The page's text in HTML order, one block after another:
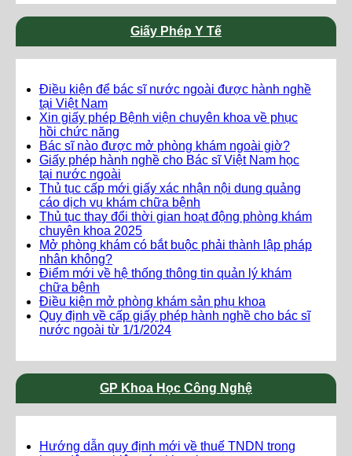
Giấy Phép Y Tế
Điều kiện để bác sĩ nước ngoài được hành nghề
tại Việt Nam
Xin giấy phép Bệnh viện chuyên khoa về phục
hồi chức năng
Bác sĩ nào được mở phòng khám ngoài giờ?
Giấy phép hành nghề cho Bác sĩ Việt Nam học
tại nước ngoài
Thủ tục cấp mới giấy xác nhận nội dung quảng
cáo dịch vụ khám chữa bệnh
Thủ tục thay đổi thời gian hoạt động phòng khám
chuyên khoa 2025
Mở phòng khám có bắt buộc phải thành lập pháp
nhân không?
Điểm mới về hệ thống thông tin quản lý khám
chữa bệnh
Điều kiện mở phòng khám sản phụ khoa
Quy định về cấp giấy phép hành nghề cho bác sĩ
nước ngoài từ 1/1/2024
GP Khoa Học Công Nghệ
Hướng dẫn quy định mới về thuế TNDN trong